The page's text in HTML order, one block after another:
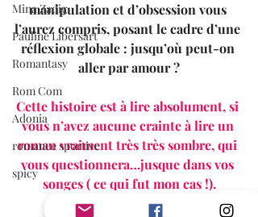
Mina Zadig
Pauline Libersart
Romantasy
Rom Com
Adonia
romance sportive
spicy
manipulation et d’obsession vous
l’aurez compris, posant le cadre d’une
réflexion globale : jusqu’où peut-on
aller par amour ?
Cette histoire est à lire absolument, si
vous n’avez aucune crainte à lire un
roman vraiment très très sombre, qui
vous questionnera…jusque dans vos
songes ( ce qui fut mon cas !).